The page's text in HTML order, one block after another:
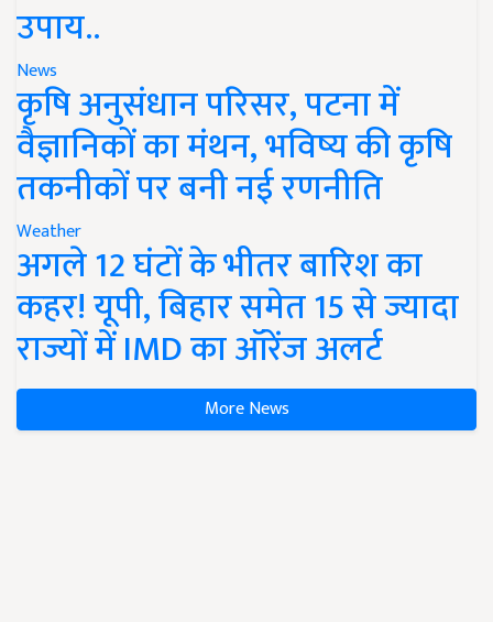
उपाय..
News
कृषि अनुसंधान परिसर, पटना में
वैज्ञानिकों का मंथन, भविष्य की कृषि
तकनीकों पर बनी नई रणनीति
Weather
अगले 12 घंटों के भीतर बारिश का
कहर! यूपी, बिहार समेत 15 से ज्यादा
राज्यों में IMD का ऑरेंज अलर्ट
More News